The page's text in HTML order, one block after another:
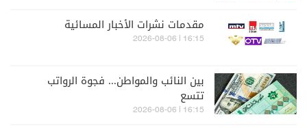
مقدمات نشرات الأخبار المسائية
16:15 | 2026-08-06
بين النائب والمواطن... فجوة الرواتب
تتسع
16:15 | 2026-08-06